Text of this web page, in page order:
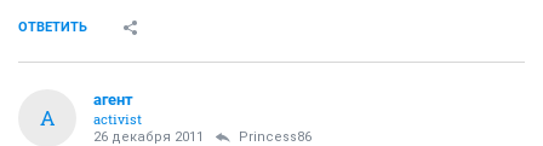
ОТВЕТИТЬ
А
агент
activist
26 декабря 2011 Princess86